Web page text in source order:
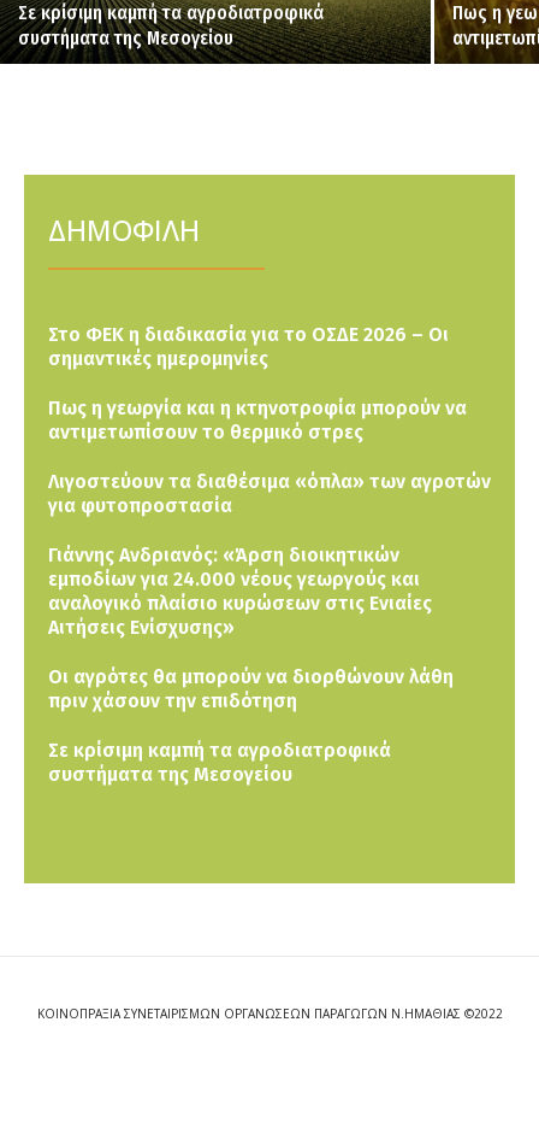
Σε κρίσιμη καμπή τα αγροδιατροφικά
συστήματα της Μεσογείου
Πως η
ΔΗΜΟΦΙΛΗ
Στο ΦΕΚ η διαδικασία για το ΟΣΔΕ 2026 – Οι
σημαντικές ημερομηνίες
Πως η γεωργία και η κτηνοτροφία μπορούν να
αντιμετωπίσουν το θερμικό στρες
Λιγοστεύουν τα διαθέσιμα «όπλα» των αγροτών
για φυτοπροστασία
Γιάννης Ανδριανός: «Άρση διοικητικών
εμποδίων για 24.000 νέους γεωργούς και
αναλογικό πλαίσιο κυρώσεων στις Ενιαίες
Αιτήσεις Ενίσχυσης»
Οι αγρότες θα μπορούν να διορθώνουν λάθη
πριν χάσουν την επιδότηση
Σε κρίσιμη καμπή τα αγροδιατροφικά
συστήματα της Μεσογείου
ΚΟΙΝΟΠΡΑΞΙΑ ΣΥΝΕΤΑΙΡΙΣΜΩΝ ΟΡΓΑΝΩΣΕΩΝ ΠΑΡΑΓΩΓΩΝ Ν.ΗΜΑΘΙΑΣ ©2022